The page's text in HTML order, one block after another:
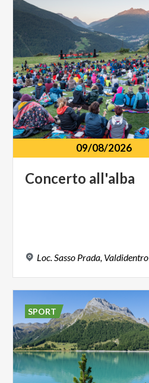
09/08/2026
Concerto all'alba
Loc. Sasso Prada, Valdidentro
SPORT